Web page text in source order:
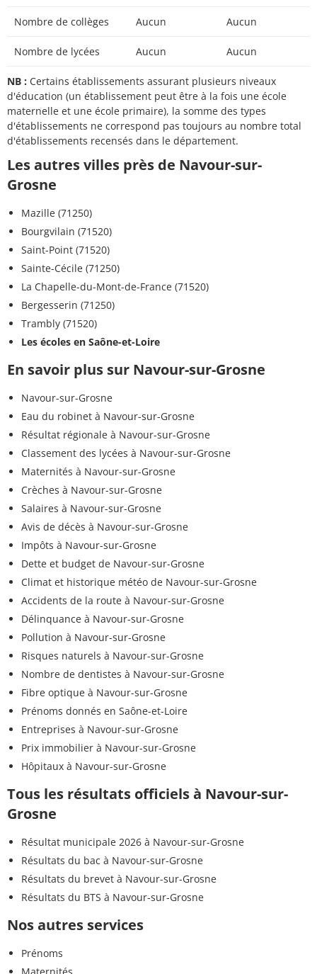
Nombre de collèges Aucun Aucun
Nombre de lycées Aucun Aucun
NB : Certains établissements assurant plusieurs niveaux
d'éducation (un établissement peut être à la fois une école
maternelle et une école primaire), la somme des types
d'établissements ne correspond pas toujours au nombre total
d'établissements recensés dans le département.
Les autres villes près de Navour-sur-
Grosne
Mazille (71250)
Bourgvilain (71520)
Saint-Point (71520)
Sainte-Cécile (71250)
La Chapelle-du-Mont-de-France (71520)
Bergesserin (71250)
Trambly (71520)
Les écoles en Saône-et-Loire
En savoir plus sur Navour-sur-Grosne
Navour-sur-Grosne
Eau du robinet à Navour-sur-Grosne
Résultat régionale à Navour-sur-Grosne
Classement des lycées à Navour-sur-Grosne
Maternités à Navour-sur-Grosne
Crèches à Navour-sur-Grosne
Salaires à Navour-sur-Grosne
Avis de décès à Navour-sur-Grosne
Impôts à Navour-sur-Grosne
Dette et budget de Navour-sur-Grosne
Climat et historique météo de Navour-sur-Grosne
Accidents de la route à Navour-sur-Grosne
Délinquance à Navour-sur-Grosne
Pollution à Navour-sur-Grosne
Risques naturels à Navour-sur-Grosne
Nombre de dentistes à Navour-sur-Grosne
Fibre optique à Navour-sur-Grosne
Prénoms donnés en Saône-et-Loire
Entreprises à Navour-sur-Grosne
Prix immobilier à Navour-sur-Grosne
Hôpitaux à Navour-sur-Grosne
Tous les résultats officiels à Navour-sur-
Grosne
Résultat municipale 2026 à Navour-sur-Grosne
Résultats du bac à Navour-sur-Grosne
Résultats du brevet à Navour-sur-Grosne
Résultats du BTS à Navour-sur-Grosne
Nos autres services
Prénoms